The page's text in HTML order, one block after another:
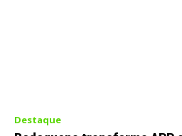
Destaque